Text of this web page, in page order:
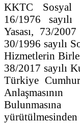
KKTC Sosyal
16/1976
Yasası, 73/
30/1996 sayılı
Hizmetlerin
38/2017 sayılı
Türkiye